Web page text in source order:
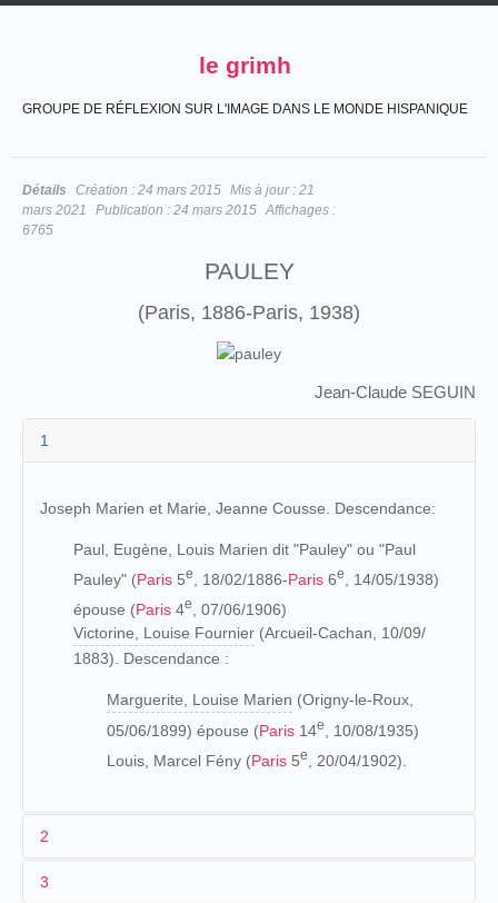
le grimh
GROUPE DE RÉFLEXION SUR L'IMAGE DANS LE MONDE HISPANIQUE
Détails Création : 24 mars 2015 Mis à jour : 21
mars 2021
Publication : 24 mars 2015 Affichages :
6765
PAULEY
(Paris, 1886-Paris, 1938)
Jean-Claude SEGUIN
1
Joseph Marien et Marie, Jeanne Cousse. Descendance:
Paul, Eugène, Louis Marien dit "Pauley" ou "Paul
Pauley" (Paris 5e , 18/02/1886-Paris 6e
, 14/05/1938)
épouse (Paris 4e
, 07/06/1906)
Victorine, Louise Fournier (Arcueil-Cachan, 10/09/
1883). Descendance :
Marguerite, Louise Marien (Origny-le-Roux,
05/06/1899) épouse (Paris 14e
, 10/08/1935)
Louis, Marcel Fény (Paris 5e , 20/04/1902).
2
3